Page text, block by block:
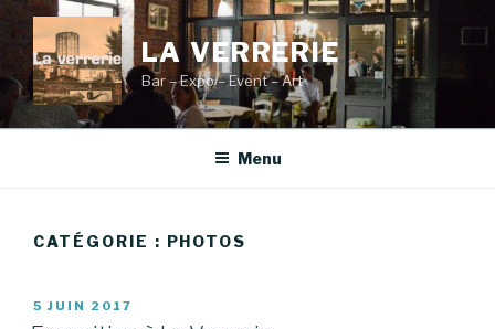
contenu
principal
LA VERRERIE
Bar – Expo – Event – Art
Menu
CATÉGORIE : PHOTOS
PUBLIÉ
LE
5 JUIN 2017